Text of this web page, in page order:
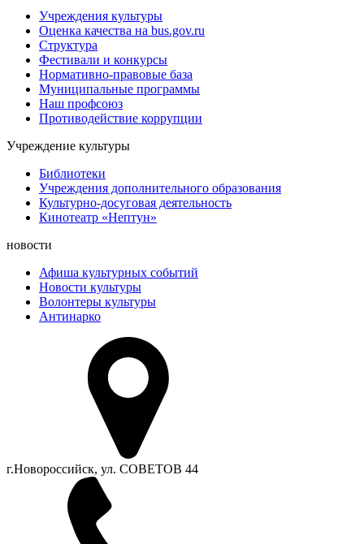
Учреждения культуры
Оценка качества на bus.gov.ru
Структура
Фестивали и конкурсы
Нормативно-правовые база
Муниципальные программы
Наш профсоюз
Противодействие коррупции
Учреждение культуры
Библиотеки
Учреждения дополнительного образования
Культурно-досуговая деятельность
Кинотеатр «Нептун»
новости
Афиша культурных событий
Новости культуры
Волонтеры культуры
Антинарко
г.Новороссийск, ул. СОВЕТОВ 44